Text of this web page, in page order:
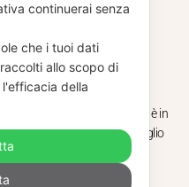
| P.IVA 12240940960
continuerai senza
che i tuoi dati
allo scopo di
della
31 agosto venditaviniliusati.it è in
ordini ricevuti entro il 29 luglio
spediti regolarmente.